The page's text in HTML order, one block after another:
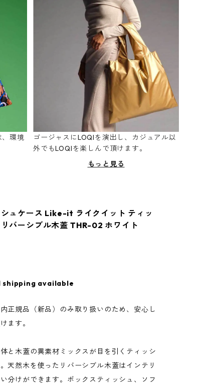
、環境
ゴージャスにLOQIを演出し、カジュアル以
外でもLOQIを楽しんで頂けます。
もっと見る
シュケース Like-it ライクイット ティッ
バーシブル木蓋 THR-02 ホワイト
available
正規品（新品）のみ取り扱いのため、安心し
ます。
と木蓋の異素材ミックスが目を引くティッシ
天然木を使ったリバーシブル木蓋はインテリ
分けができます。ボックスティッシュ、ソフ